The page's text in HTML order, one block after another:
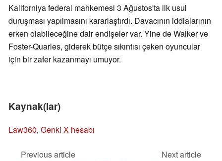
Kaliforniya federal mahkemesi 3 Ağustos'ta ilk usul
duruşması yapılmasını kararlaştırdı. Davacının iddialarının
erken olabileceğine dair endişeler var. Yine de Walker ve
Foster-Quarles, giderek bütçe sıkıntısı çeken oyuncular
için bir zafer kazanmayı umuyor.
Kaynak(lar)
Law360, Genki X hesabı
Previous article
Next article